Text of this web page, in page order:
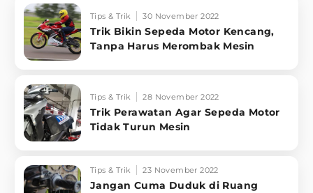
Tips & Trik 30 November 2022
Trik Bikin Sepeda Motor Kencang,
Tanpa Harus Merombak Mesin
Tips & Trik 28 November 2022
Trik Perawatan Agar Sepeda Motor
Tidak Turun Mesin
Tips & Trik 23 November 2022
Jangan Cuma Duduk di Ruang